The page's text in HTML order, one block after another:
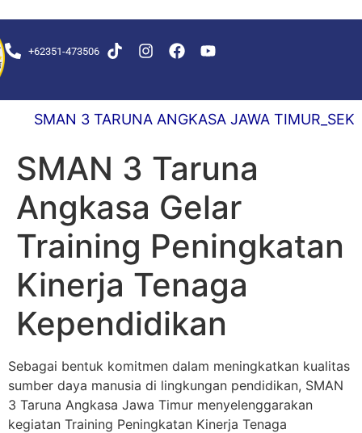
+62351-473506
SMAN 3 TARUNA ANGKASA JAWA
SMAN 3 Taruna
Angkasa Gelar
Training Peningkatan
Kinerja Tenaga
Kependidikan
Sebagai bentuk komitmen dalam meningkatkan kualitas
sumber daya manusia di lingkungan pendidikan, SMAN
3 Taruna Angkasa Jawa Timur menyelenggarakan
kegiatan Training Peningkatan Kinerja Tenaga